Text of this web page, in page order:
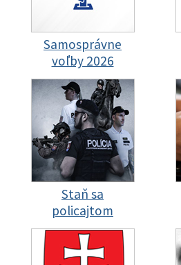
Samosprávne
voľby 2026
Staň sa
policajtom